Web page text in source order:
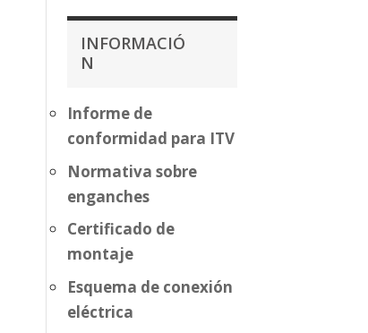
INFORMACIÓ
N
Informe de
conformidad para ITV
Normativa sobre
enganches
Certificado de
montaje
Esquema de conexión
eléctrica